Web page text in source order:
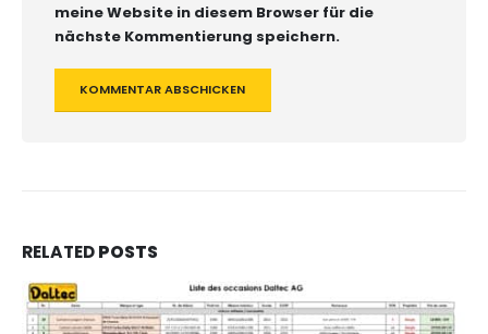
meine Website in diesem Browser für die
nächste Kommentierung speichern.
RELATEDPOSTS